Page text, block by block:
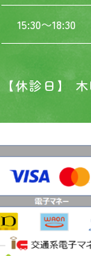
15:30〜18:30
【休診日】